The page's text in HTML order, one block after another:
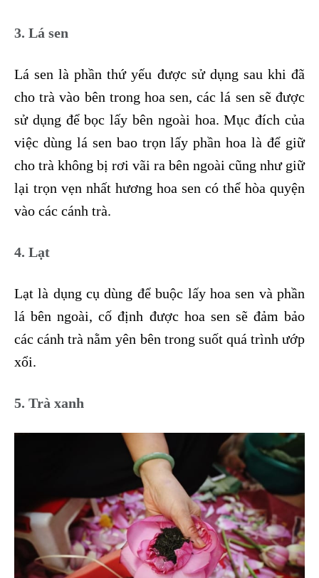
3. Lá sen
Lá sen là phần thứ yếu được sử dụng sau khi đã
cho trà vào bên trong hoa sen, các lá sen sẽ được
sử dụng để bọc lấy bên ngoài hoa. Mục đích của
việc dùng lá sen bao trọn lấy phần hoa là để giữ
cho trà không bị rơi vãi ra bên ngoài cũng như giữ
lại trọn vẹn nhất hương hoa sen có thể hòa quyện
vào các cánh trà.
4. Lạt
Lạt là dụng cụ dùng để buộc lấy hoa sen và phần
lá bên ngoài, cố định được hoa sen sẽ đảm bảo
các cánh trà nằm yên bên trong suốt quá trình ướp
xổi.
5. Trà xanh